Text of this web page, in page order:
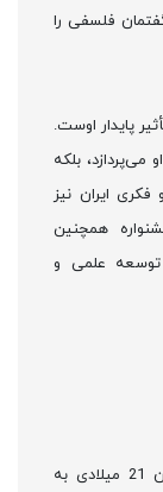
فلسفی را
پایدار اوست.
می‌پردازد، بلکه
ایران نیز
همچنین
توسعه علمی و
جشنواره بوعلی سینا برای اولین بار در اوایل قرن 21 میلادی به